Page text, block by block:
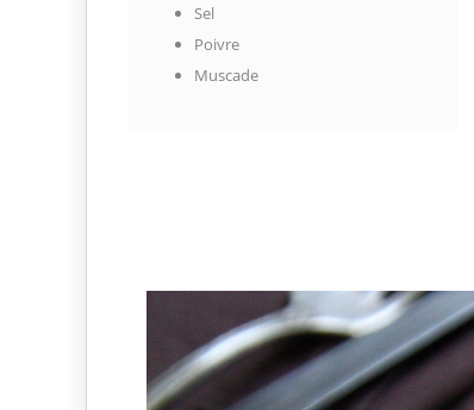
Sel
Poivre
Muscade